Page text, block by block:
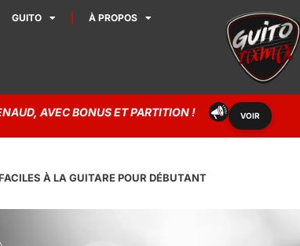
GUITO À PROPOS
AVEC BONUS ET PARTITION ! VOIR
À LA GUITARE POUR DÉBUTANT